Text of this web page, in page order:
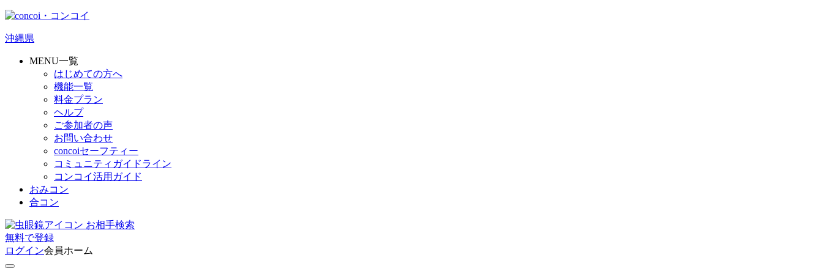
沖縄県
MENU一覧
はじめての方へ
機能一覧
料金プラン
ヘルプ
ご参加者の声
お問い合わせ
concoiセーフティー
コミュニティガイドライン
コンコイ活用ガイド
おみコン
合コン
お相手検索
無料で登録
ログイン会員ホーム